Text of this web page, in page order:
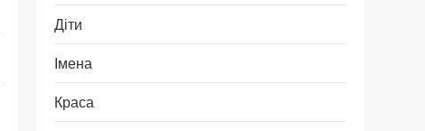
Діти
Імена
Краса